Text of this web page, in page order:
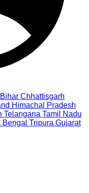
Bihar Chhattisgarh
Himachal Pradesh
Telangana Tamil Nadu
Bengal Tripura Gujarat